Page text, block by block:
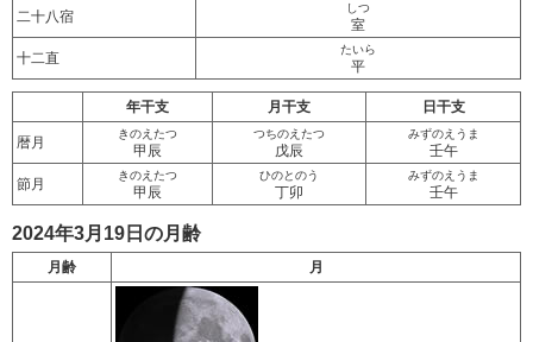
二十八宿
しつ
室
十二直
たいら
平
年干支 月干支 日干支
暦月
きのえたつ
甲辰
つちのえたつ
戊辰
みずのえうま
壬午
節月
きのえたつ
甲辰
ひのとのう
丁卯
みずのえうま
壬午
2024年3月19日の月齢
月齢 月